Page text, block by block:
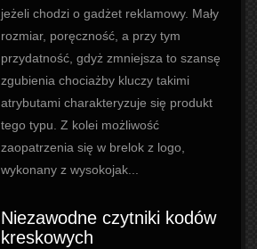
jeżeli chodzi o gadżet reklamowy. Mały
rozmiar, poręczność, a przy tym
przydatność, gdyż zmniejsza to szansę
zgubienia chociażby kluczy takimi
atrybutami charakteryzuje się produkt
tego typu. Z kolei możliwość
zaopatrzenia się w brelok z logo,
wykonany z wysokojak...
Niezawodne czytniki kodów
kreskowych